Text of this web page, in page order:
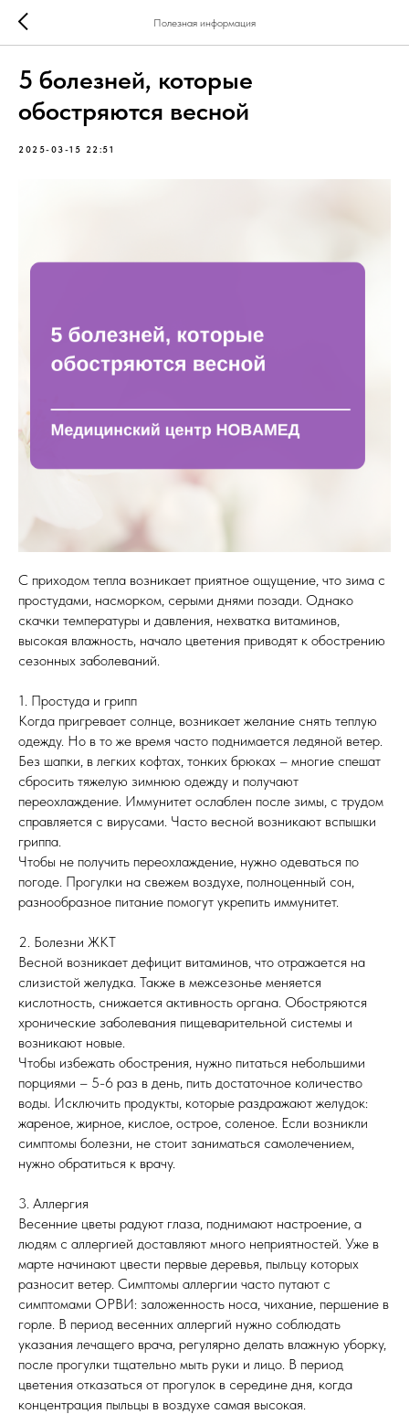
Полезная информация
5 болезней, которые
обостряются весной
2025-03-15 22:51
С приходом тепла возникает приятное ощущение, что зима с
простудами, насморком, серыми днями позади. Однако
скачки температуры и давления, нехватка витаминов,
высокая влажность, начало цветения приводят к обострению
сезонных заболеваний.
1. Простуда и грипп
Когда пригревает солнце, возникает желание снять теплую
одежду. Но в то же время часто поднимается ледяной ветер.
Без шапки, в легких кофтах, тонких брюках – многие спешат
сбросить тяжелую зимнюю одежду и получают
переохлаждение. Иммунитет ослаблен после зимы, с трудом
справляется с вирусами. Часто весной возникают вспышки
гриппа.
Чтобы не получить переохлаждение, нужно одеваться по
погоде. Прогулки на свежем воздухе, полноценный сон,
разнообразное питание помогут укрепить иммунитет.
2. Болезни ЖКТ
Весной возникает дефицит витаминов, что отражается на
слизистой желудка. Также в межсезонье меняется
кислотность, снижается активность органа. Обостряются
хронические заболевания пищеварительной системы и
возникают новые.
Чтобы избежать обострения, нужно питаться небольшими
порциями – 5-6 раз в день, пить достаточное количество
воды. Исключить продукты, которые раздражают желудок:
жареное, жирное, кислое, острое, соленое. Если возникли
симптомы болезни, не стоит заниматься самолечением,
нужно обратиться к врачу.
3. Аллергия
Весенние цветы радуют глаза, поднимают настроение, а
людям с аллергией доставляют много неприятностей. Уже в
марте начинают цвести первые деревья, пыльцу которых
разносит ветер. Симптомы аллергии часто путают с
симптомами ОРВИ: заложенность носа, чихание, першение в
горле. В период весенних аллергий нужно соблюдать
указания лечащего врача, регулярно делать влажную уборку,
после прогулки тщательно мыть руки и лицо. В период
цветения отказаться от прогулок в середине дня, когда
концентрация пыльцы в воздухе самая высокая.